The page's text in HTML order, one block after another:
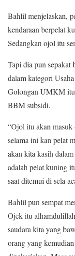
Bahlil menjelaskan,
kendaraan berpelat
Sedangkan ojol itu
Tapi dia pun sepakat
dalam kategori
Golongan UMKM itu
BBM subsidi.
“Ojol itu akan
selama ini kan pelat
akan kita kasih
adalah pelat kuning
saat ditemui di sela
Bahlil pun sempat
Ojek itu
saudara kita yang
orang yang